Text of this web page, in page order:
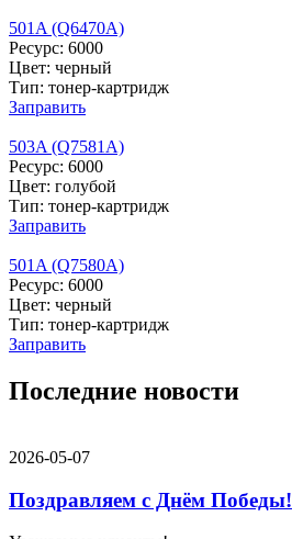
501A (Q6470A)
Ресурс: 6000
Цвет: черный
Тип: тонер-картридж
Заправить
503A (Q7581A)
Ресурс: 6000
Цвет: голубой
Тип: тонер-картридж
Заправить
501A (Q7580A)
Ресурс: 6000
Цвет: черный
Тип: тонер-картридж
Заправить
Последние новости
2026-05-07
Поздравляем с Днём Победы!